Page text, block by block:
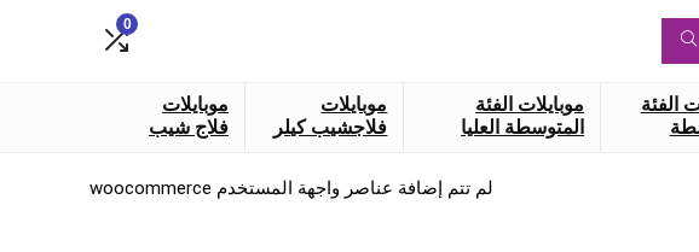
0
الفئة
موبايلات الفئة
المتوسطة العليا
موبايلات
فلاجشيب كيلر
موبايلات
فلاج شيب
لم تتم إضافة عناصر واجهة المستخدم woocommerce